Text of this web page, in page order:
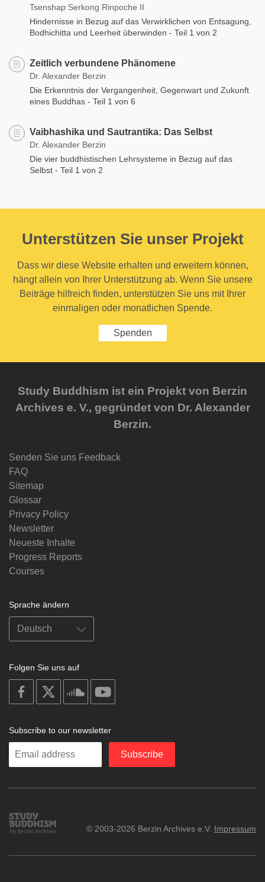
Tsenshap Serkong Rinpoche II
Hindernisse in Bezug auf das Verwirklichen von Entsagung,
Bodhichitta und Leerheit überwinden - Teil 1 von 2
Zeitlich verbundene Phänomene
Dr. Alexander Berzin
Die Erkenntnis der Vergangenheit, Gegenwart und Zukunft
eines Buddhas - Teil 1 von 6
Vaibhashika und Sautrantika: Das Selbst
Dr. Alexander Berzin
Die vier buddhistischen Lehrsysteme in Bezug auf das
Selbst - Teil 1 von 2
Unterstützen Sie unser Projekt
Dass wir diese Website erhalten und erweitern können,
hängt allein von Ihrer Unterstützung ab. Wenn Sie unsere
Beiträge hilfreich finden, unterstützen Sie uns mit Ihrer
einmaligen oder monatlichen Spende.
Spenden
Study Buddhism ist ein Projekt von Berzin
Archives e. V., gegründet von Dr. Alexander
Berzin.
Senden Sie uns Feedback
FAQ
Sitemap
Glossar
Privacy Policy
Newsletter
Neueste Inhalte
Progress Reports
Courses
Sprache ändern
Folgen Sie uns auf
on
facebook
soundcloud
Subscribe to our newsletter
Enter
Subscribe
Study
Buddhism
© 2003-2026 Berzin Archives e.V. Impressum